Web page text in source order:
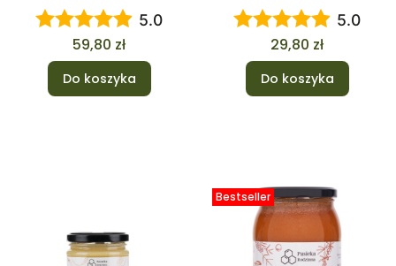
5.0
Cena
59,80 zł
Do koszyka
5.0
Cena
29,80 zł
Do koszyka
Bestseller